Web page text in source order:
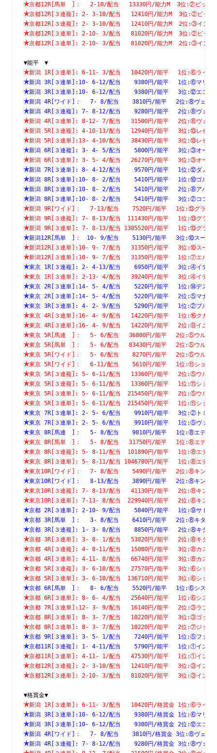
京都12R[馬単　]：　 2-10/配当   13330円/能力M
京都12R[３連複]: 2- 3-10/配当   12410円/能力M
京都12R[３連複]: 2- 3-10/配当   12410円/能力M
京都12R[３連単]: 2-10- 3/配当   81020円/能力M
京都12R[３連単]: 2-10- 3/配当   81020円/能力M
▼能平　▼
新潟 1R[３連単]: 6-11- 3/配当   10420円/能平　
新潟 3R[３連単]:10- 6-12/配当    9380円/能平　 1
新潟 3R[３連単]:10- 6-12/配当    9380円/能平　
新潟 4R[ワイド]：　 7- 8/配当    3810円/能平　 2
新潟 4R[３連複]: 7- 8-12/配当    9280円/能平　 2
新潟 4R[３連単]: 8-12- 7/配当   31500円/能平　
新潟 5R[３連複]: 4-10-13/配当   12940円/能平　
新潟 5R[３連単]:13- 4-10/配当   38430円/能平　
新潟 6R[３連複]: 3- 4- 5/配当    5800円/能平　 3
新潟 6R[３連単]: 3- 5- 4/配当   26270円/能平　 3
新潟 7R[３連単]: 8- 4-12/配当    9570円/能平　 1
新潟 8R[３連単]:10- 8- 2/配当    5410円/能平　 1
新潟 8R[３連単]:10- 8- 2/配当    5410円/能平　
新潟 8R[３連単]:10- 8- 2/配当    5410円/能平　
新潟 9R[ワイド]：　 7-13/配当    7520円/能平　 1位:⑬グラン
新潟 9R[３連複]: 7- 8-13/配当  111430円/能平　 1位:⑬グラン
新潟 9R[３連単]: 7- 8-13/配当 1385520円/能平　 1位:⑬グラ
新潟12R[馬単　]：　10- 9/配当    5130円/能平　 3
新潟12R[３連単]:10- 9- 7/配当   31350円/能平　 3
新潟12R[３連単]:10- 9- 7/配当   31350円/能平　
東京 1R[３連複]: 2- 4-13/配当    6950円/能平　 3
東京 1R[３連単]: 2-13- 4/配当   39240円/能平　 3
東京 2R[３連単]:14- 5- 4/配当    5220円/能平
東京 2R[３連単]:14- 5- 4/配当    5220円/能平　 2
東京 3R[３連単]: 4- 2- 9/配当    5290円/能平　
東京 4R[３連単]:16- 4- 9/配当   14220円/能平　
東京 4R[３連単]:16- 4- 9/配当   14220円/能平　
東京 5R[馬連　]：　 5- 6/配当   36800円/能平
東京 5R[馬単　]：　 5- 6/配当   83430円/能平
東京 5R[ワイド]：　 5- 6/配当    8270円/能平
東京 5R[ワイド]：　 6-11/配当    5610円/能平　 1
東京 5R[３連複]: 5- 6-11/配当   13360円/能平
東京 5R[３連複]: 5- 6-11/配当   13360円/能平　 1
東京 5R[３連単]: 5- 6-11/配当  215450円/能平
東京 5R[３連単]: 5- 6-11/配当  215450円/能平　 1
東京 7R[３連単]: 2- 5- 6/配当    9910円/能平　 3
東京 7R[３連単]: 2- 5- 6/配当    9910円/能平　
東京 8R[馬連　]：　 5- 8/配当    9810円/能平　 1
東京 8R[馬単　]：　 5- 8/配当   31750円/能平　 1
東京 8R[３連複]: 5- 8-11/配当  101890円/能平　
東京 8R[３連単]: 5- 8-11/配当 1046780円/能平　
東京10R[ワイド]：　 7- 8/配当    5490円/能平　 2位:⑧キング
東京10R[ワイド]：　 8-13/配当    3890円/能平　 2位:⑧キング
東京10R[３連複]: 7- 8-13/配当   41130円/能平　 2位:⑧キング
東京10R[３連単]: 7-13- 8/配当  229940円/能平　 2位:⑧キン
京都 2R[３連単]: 2-10- 9/配当    5840円/能平　
京都 3R[馬単　]：　 3- 8/配当    6410円/能平　 2
京都 3R[３連複]: 1- 3- 8/配当    8850円/能平　 2
京都 3R[３連単]: 3- 8- 1/配当   53820円/能平　 2
京都 4R[３連複]: 4- 8-11/配当   15080円/能平　 3位
京都 4R[３連単]: 4-11- 8/配当   66740円/能平　 3位
京都 5R[３連複]: 3- 6-10/配当   27570円/能平　 3位
京都 5R[３連単]: 3- 6-10/配当  136710円/能平　 3位
京都 6R[馬単　]：　 8- 6/配当    5520円/能平　 1
京都 6R[３連単]: 8- 6- 4/配当   25640円/能平　 1
京都 7R[３連単]:12- 3- 9/配当   16140円/
京都 8R[３連単]: 8- 3- 7/配当   10220円/能平　 3
京都 8R[３連単]: 8- 3- 7/配当   10220円/能平　 2
京都 9R[３連単]: 3- 5- 1/配当    7240円/能平　 1位:⑤ファー
京都11R[３連複]: 1- 4-11/配当    5790円/能平　 1位:①イン
京都11R[３連単]: 4-11- 1/配当   47530円/能平　 1位:①イン
京都12R[３連複]: 2- 3-10/配当   12410円/能平　
京都12R[３連単]: 2-10- 3/配当   81020円/能平　
▼格賞金▼
新潟 1R[３連単]: 6-11- 3/配当   10420円/格賞金
新潟 3R[３連単]:10- 6-12/配当    9380円/格賞金 1
新潟 3R[３連単]:10- 6-12/配当    9380円/格賞金
新潟 4R[ワイド]：　 7- 8/配当    3810円/格賞金 3
新潟 4R[３連複]: 7- 8-12/配当    9280円/格賞金 3